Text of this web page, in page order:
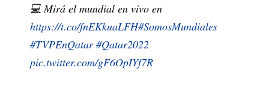
💻 Mirá el mundial en vivo en
https://t.co/fnEKkuaLFH#SomosMundiales
#TVPEnQatar #Qatar2022
pic.twitter.com/gF6OpIYf7R